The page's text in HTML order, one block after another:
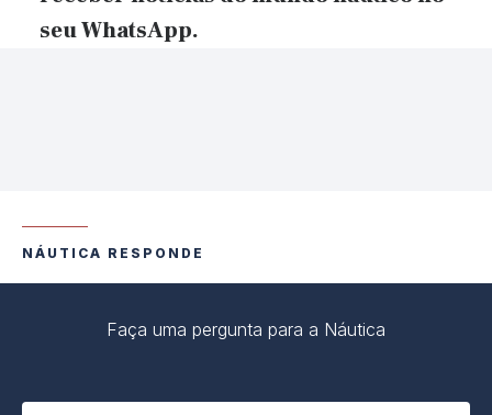
seu WhatsApp.
NÁUTICA RESPONDE
Faça uma pergunta para a Náutica